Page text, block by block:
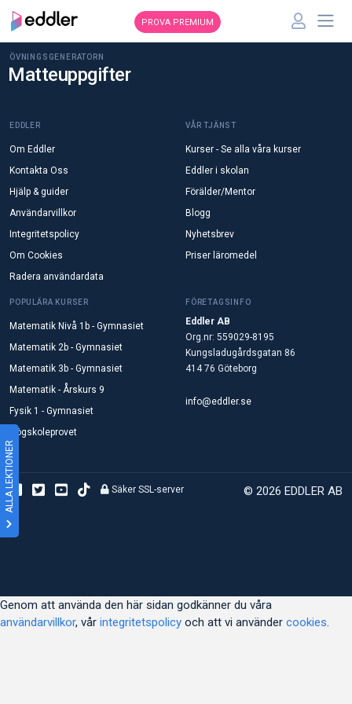
ALLA LEKTIONER
PROVA PREMIUM
ÖVNINGSGENERATORN
Matteuppgifter
EDDLER
Om Eddler
Kontakta Oss
Hjälp & guider
Användarvillkor
Integritetspolicy
Om Cookies
Radera användardata
VÅR TJÄNST
Kurser - Se alla våra kurser
Eddler i skolan
Förälder/Mentor
Blogg
Nyhetsbrev
Priser läromedel
POPULÄRA KURSER
Matematik Nivå 1b - Gymnasiet
Matematik 2b - Gymnasiet
Matematik 3b - Gymnasiet
Matematik - Årskurs 9
Fysik 1 - Gymnasiet
Högskoleprovet
FÖRETAGSINFO
Eddler AB
Org.nr: 559029-8195
Kungsladugårdsgatan 86
414 76 Göteborg
info@eddler.se
© 2026 EDDLER AB
Säker SSL-server
Genom att använda den här sidan godkänner du våra
användarvillkor, vår integritetspolicy och att vi använder cookies.